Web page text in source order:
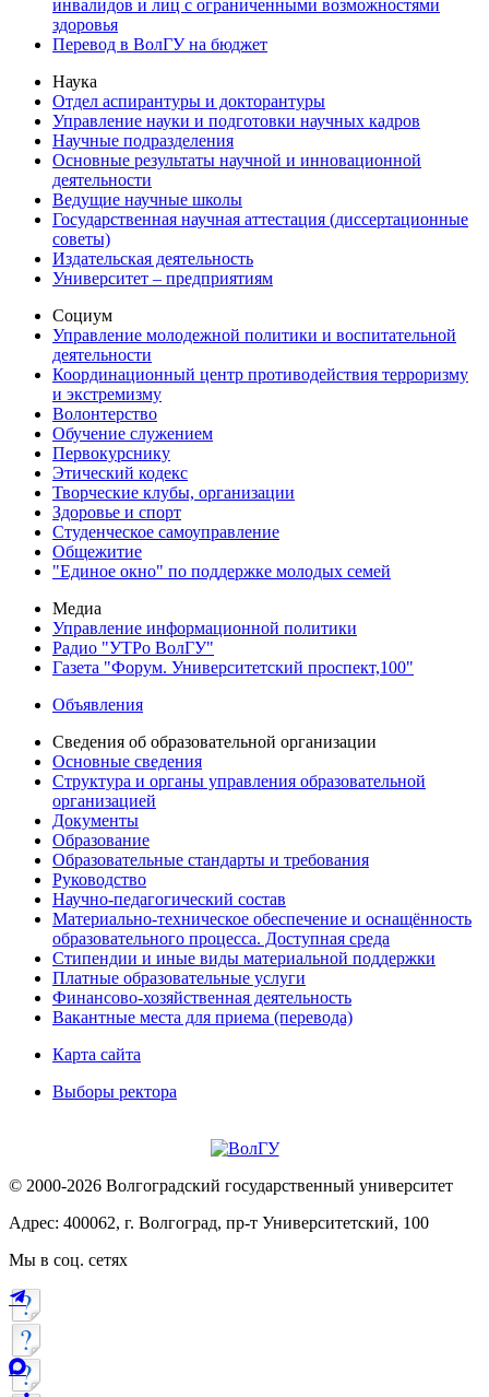
инвалидов и лиц с ограниченными возможностями
здоровья
Перевод в ВолГУ на бюджет
Наука
Отдел аспирантуры и докторантуры
Управление науки и подготовки научных кадров
Научные подразделения
Основные результаты научной и инновационной
деятельности
Ведущие научные школы
Государственная научная аттестация (диссертационные
советы)
Издательская деятельность
Университет – предприятиям
Социум
Управление молодежной политики и воспитательной
деятельности
Координационный центр противодействия терроризму
и экстремизму
Волонтерство
Обучение служением
Первокурснику
Этический кодекс
Творческие клубы, организации
Здоровье и спорт
Студенческое самоуправление
Общежитие
"Единое окно" по поддержке молодых семей
Медиа
Управление информационной политики
Радио "УТРо ВолГУ"
Газета "Форум. Университетский проспект,100"
Объявления
Сведения об образовательной организации
Основные сведения
Структура и органы управления образовательной
организацией
Документы
Образование
Образовательные стандарты и требования
Руководство
Научно-педагогический состав
Материально-техническое обеспечение и оснащённость
образовательного процесса. Доступная среда
Стипендии и иные виды материальной поддержки
Платные образовательные услуги
Финансово-хозяйственная деятельность
Вакантные места для приема (перевода)
Карта сайта
Выборы ректора
© 2000-2026 Волгоградский государственный университет
Адрес: 400062, г. Волгоград, пр-т Университетский, 100
Мы в соц. сетях